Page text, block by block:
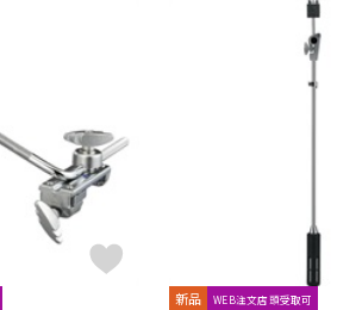
新品 WEB注文店頭受取可